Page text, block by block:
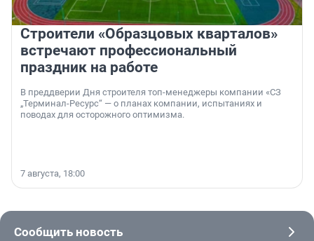
Строители «Образцовых кварталов»
встречают профессиональный
праздник на работе
В преддверии Дня строителя топ-менеджеры компании «СЗ
„Терминал-Ресурс“ — о планах компании, испытаниях и
поводах для осторожного оптимизма.
7 августа, 18:00
Сообщить новость